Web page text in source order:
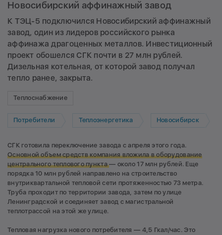
Новосибирский аффинажный завод
К ТЭЦ-5 подключился Новосибирский аффинажный
завод, один из лидеров российского рынка
аффинажа драгоценных металлов. Инвестиционный
проект обошелся СГК почти в 27 млн рублей.
Дизельная котельная, от которой завод получал
тепло ранее, закрыта.
Теплоснабжение
Потребители Теплоэнергетика Новосибирск
СГК готовила переключение завода с апреля этого года.
Основной объем средств компания вложила в оборудование
центрального теплового пункта— около 17 млн рублей. Еще
порядка 10 млн рублей направлено на строительство
внутриквартальной тепловой сети протяженностью 73 метра.
Труба проходит по территории завода, затем по улице
Ленинградской и соединяет завод с магистральной
теплотрассой на этой же улице.
Тепловая нагрузка нового потребителя — 4,5 Гкал/час. Это